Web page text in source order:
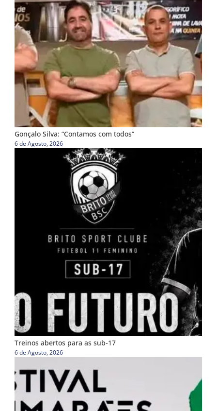
Gonçalo Silva: “Contamos com todos”
6 de Agosto, 2026
Treinos abertos para as sub-17
6 de Agosto, 2026